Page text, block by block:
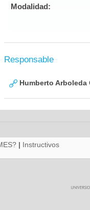
Modalidad:
Responsable
Humberto Arboleda
| Instructivos